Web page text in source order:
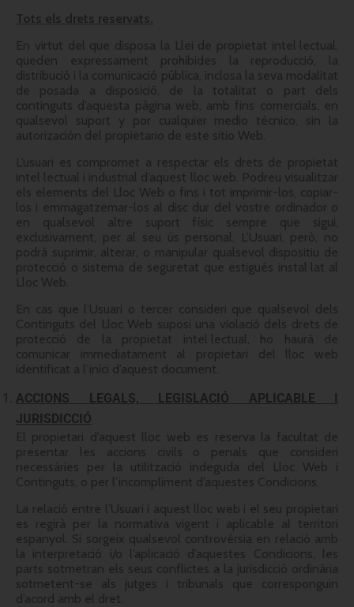
Tots els drets reservats.
En virtut del que disposa la Llei de propietat intel·lectual,
queden expressament prohibides la reproducció, la
distribució i la comunicació pública, inclosa la seva modalitat
de posada a disposició, de la totalitat o part dels
continguts d’aquesta pàgina web, amb fins comercials, en
qualsevol suport y por cualquier medio técnico, sin la
autorización del propietario de este sitio Web.
L’usuari es compromet a respectar els drets de propietat
intel·lectual i industrial d’aquest lloc web. Podreu visualitzar
els elements del Lloc Web o fins i tot imprimir-los, copiar-
los i emmagatzemar-los al disc dur del vostre ordinador o
en qualsevol altre suport físic sempre que sigui,
exclusivament, per al seu ús personal. L’Usuari, però, no
podrà suprimir, alterar, o manipular qualsevol dispositiu de
protecció o sistema de seguretat que estigués instal·lat al
Lloc Web.
En cas que l’Usuari o tercer consideri que qualsevol dels
Continguts del Lloc Web suposi una violació dels drets de
protecció de la propietat intel·lectual, ho haurà de
comunicar immediatament al propietari del lloc web
identificat a l’inici d’aquest document.
ACCIONS LEGALS, LEGISLACIÓ APLICABLE I
JURISDICCIÓ
El propietari d’aquest lloc web es reserva la facultat de
presentar les accions civils o penals que consideri
necessàries per la utilització indeguda del Lloc Web i
Continguts, o per l’incompliment d’aquestes Condicions.
La relació entre l’Usuari i aquest lloc web i el seu propietari
es regirà per la normativa vigent i aplicable al territori
espanyol. Si sorgeix qualsevol controvèrsia en relació amb
la interpretació i/o l’aplicació d’aquestes Condicions, les
parts sotmetran els seus conflictes a la jurisdicció ordinària
sotmetent-se als jutges i tribunals que corresponguin
d’acord amb el dret.